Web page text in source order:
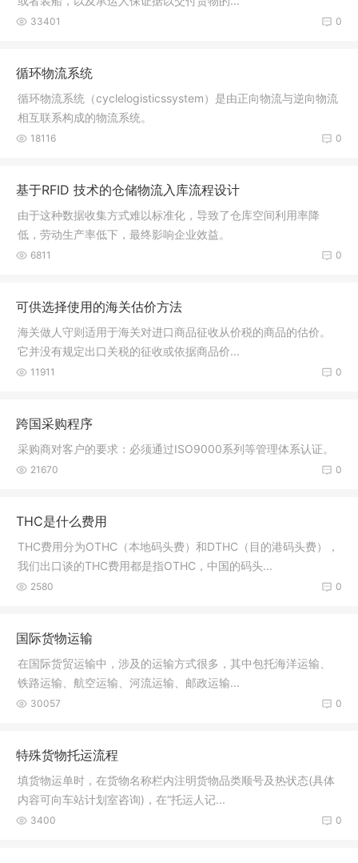
0
33401
循环物流系统
循环物流系统（cyclelogisticssystem）是由正向物流与逆向物流
相互联系构成的物流系统。
0
18116
基于RFID 技术的仓储物流入库流程设计
由于这种数据收集方式难以标准化，导致了仓库空间利用率降
低，劳动生产率低下，最终影响企业效益。
0
6811
可供选择使用的海关估价方法
海关做人守则适用于海关对进口商品征收从价税的商品的估价。
它并没有规定出口关税的征收或依据商品价...
0
11911
跨国采购程序
采购商对客户的要求：必须通过ISO9000系列等管理体系认证。
0
21670
THC是什么费用
THC费用分为OTHC（本地码头费）和DTHC（目的港码头费），
我们出口谈的THC费用都是指OTHC，中国的码头...
0
2580
国际货物运输
在国际货贸运输中，涉及的运输方式很多，其中包托海洋运输、
铁路运输、航空运输、河流运输、邮政运输...
0
30057
特殊货物托运流程
填货物运单时，在货物名称栏内注明货物品类顺号及热状态(具体
内容可向车站计划室咨询)，在“托运人记...
0
3400